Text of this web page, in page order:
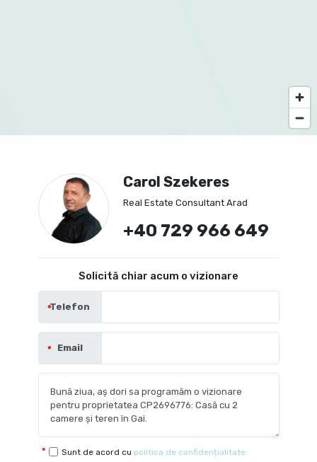
Carol Szekeres
Real Estate Consultant Arad
+40 729 966 649
Solicită chiar acum o vizionare
Telefon
Email
Sunt de acord cu politica de confidențialitate